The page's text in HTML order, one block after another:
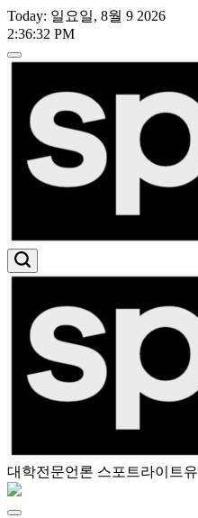
Skip
to
Today: 일요일, 8월 9 2026
2:36:33 PM
스
포
스
대학전문언론 스포트라이트유